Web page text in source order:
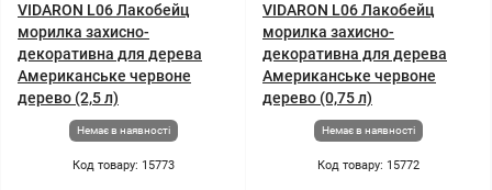
VIDARON L06 Лакобейц
морилка захисно-
декоративна для дерева
Американське червоне
дерево (2,5 л)
Немає в наявності
Код товару: 15773
VIDARON L06 Лакобейц
морилка захисно-
декоративна для дерева
Американське червоне
дерево (0,75 л)
Немає в наявності
Код товару: 15772